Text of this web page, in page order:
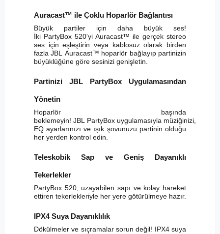
Auracast™ ile Çoklu Hoparlör Bağlantısı
Büyük partiler için daha büyük ses!
İki PartyBox 520'yi Auracast™ ile gerçek stereo
ses için eşleştirin veya kablosuz olarak birden
fazla JBL Auracast™ hoparlör bağlayıp partinizin
büyüklüğüne göre sesinizi genişletin.
Partinizi JBL PartyBox Uygulamasından
Yönetin
Hoparlör başında
beklemeyin! JBL PartyBox uygulamasıyla müziğinizi,
EQ ayarlarınızı ve ışık şovunuzu partinin olduğu
her yerden kontrol edin.
Teleskobik Sap ve Geniş Dayanıklı
Tekerlekler
PartyBox 520, uzayabilen sapı ve kolay hareket
ettiren tekerlekleriyle her yere götürülmeye hazır.
IPX4 Suya Dayanıklılık
Dökülmeler ve sıçramalar sorun değil! IPX4 suya